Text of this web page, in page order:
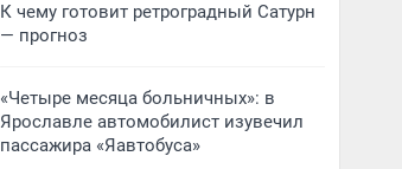
К чему готовит ретроградный Сатурн
— прогноз
«Четыре месяца больничных»: в
Ярославле автомобилист изувечил
пассажира «Яавтобуса»